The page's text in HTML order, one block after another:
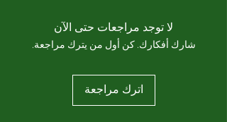
لا توجد مراجعات حتى الآن
شارك أفكارك. كن أول من يترك مراجعة.
اترك مراجعة